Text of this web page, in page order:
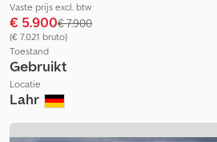
Vaste prijs excl. btw
€ 5.900€ 7.900
(€ 7.021 bruto)
Toestand
Gebruikt
Locatie
Lahr